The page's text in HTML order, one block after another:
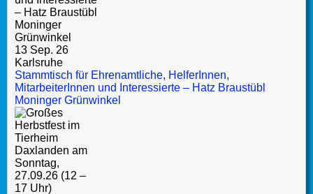
13 Sep. 26
Karlsruhe
Stammtisch für Ehrenamtliche, HelferInnen,
MitarbeiterInnen und Interessierte – Hatz Braustübl
Moninger Grünwinkel